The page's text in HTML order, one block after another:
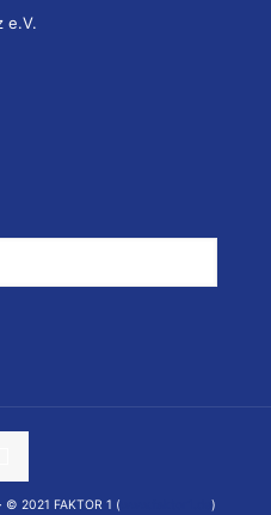
e.V.
· © 2021 FAKTOR 1 ( )